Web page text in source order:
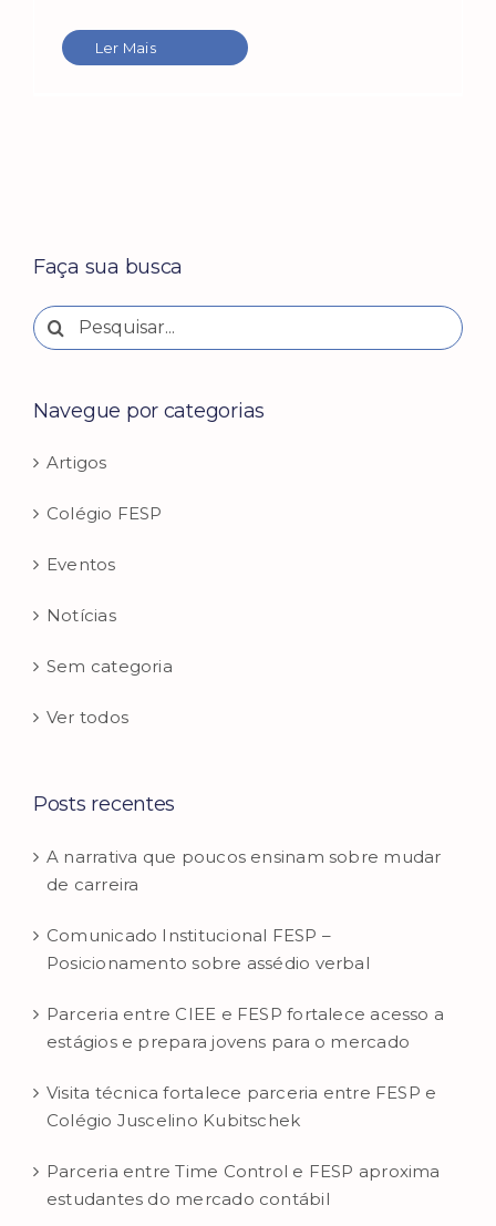
Ler Mais
Faça sua busca
Buscar
resultados
Navegue por categorias
Artigos
Colégio FESP
Eventos
Notícias
Sem categoria
Ver todos
Posts recentes
A narrativa que poucos ensinam sobre mudar
de carreira
Comunicado Institucional FESP –
Posicionamento sobre assédio verbal
Parceria entre CIEE e FESP fortalece acesso a
estágios e prepara jovens para o mercado
Visita técnica fortalece parceria entre FESP e
Colégio Juscelino Kubitschek
Parceria entre Time Control e FESP aproxima
estudantes do mercado contábil